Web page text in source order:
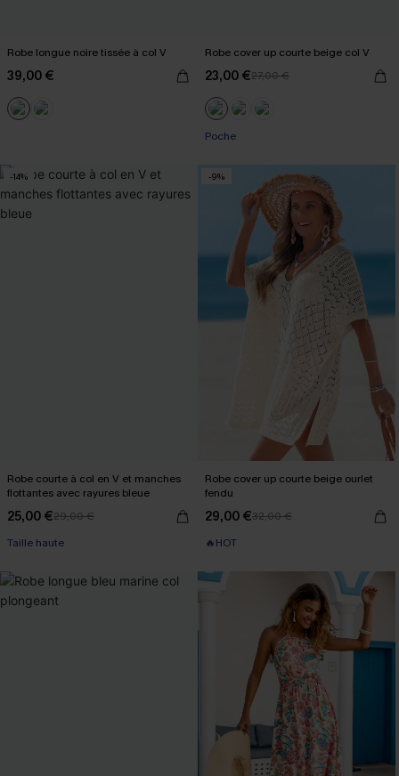
Robe longue noire tissée à col V
39,00 €
Robe cover up courte beige col V
23,00 €27,00 €
Poche
-14%
Robe courte à col en V et manches
flottantes avec rayures bleue
25,00 €29,00 €
Taille haute
-9%
Robe cover up courte beige ourlet
fendu
29,00 €32,00 €
🔥HOT